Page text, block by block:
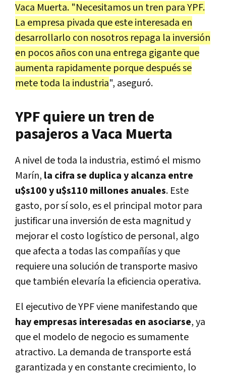
Vaca Muerta. "Necesitamos un tren para YPF.
La empresa pivada que este interesada en
desarrollarlo con nosotros repaga la inversión
en pocos años con una entrega gigante que
aumenta rapidamente porque después se
mete toda la industria", aseguró.
YPF quiere un tren de
pasajeros a Vaca Muerta
A nivel de toda la industria, estimó el mismo
Marín, la cifra se duplica y alcanza entre
u$s100 y u$s110 millones anuales. Este
gasto, por sí solo, es el principal motor para
justificar una inversión de esta magnitud y
mejorar el costo logístico de personal, algo
que afecta a todas las compañías y que
requiere una solución de transporte masivo
que también elevaría la eficiencia operativa.
El ejecutivo de YPF viene manifestando que
hay empresas interesadas en asociarse, ya
que el modelo de negocio es sumamente
atractivo. La demanda de transporte está
garantizada y en constante crecimiento, lo